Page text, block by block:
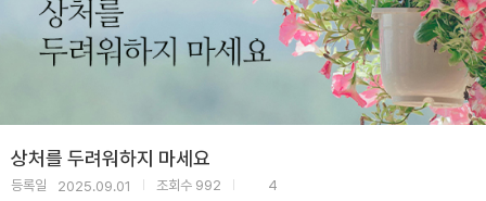
상처를 두려워하지 마세요
등록일 2025.09.01 조회수 992 4